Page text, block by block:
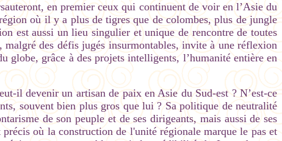
en premier ceux qui continuent de voir en l’Asie du
où il y a plus de tigres que de colombes, plus de jungle
est aussi un lieu singulier et unique de rencontre de toutes
des défis jugés insurmontables, invite à une réflexion
grâce à des projets intelligents, l’humanité entière en
il devenir un artisan de paix en Asie du Sud-est ? N’est-ce
souvent bien plus gros que lui ? Sa politique de neutralité
de son peuple et de ses dirigeants, mais aussi de ses
où la construction de l'unité régionale marque le pas et